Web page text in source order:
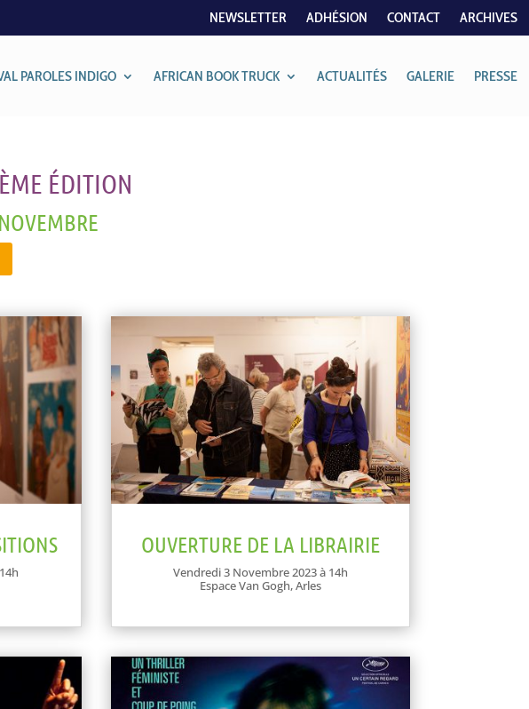
NEWSLETTER ADHÉSION CONTACT ARCHIVES
PAROLES INDIGO AFRICAN BOOK TRUCK ACTUALITÉS GALERIE PRESSE
ÉDITION
OUVERTURE DE LA LIBRAIRIE
Vendredi 3 Novembre 2023 à 14h
Espace Van Gogh, Arles